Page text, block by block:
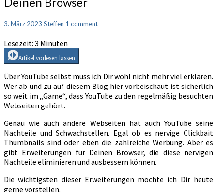
YouTube
für
Browser
3. März 2023 Steffen Comments
1 comment
Lesezeit: 3 Minuten
Artikel vorlesen lassen
Über YouTube selbst muss ich Dir wohl nicht mehr viel erklären.
Wer ab und zu auf diesem Blog hier vorbeischaut ist sicherlich
so weit im „Game“, dass YouTube zu den regelmäßig besuchten
Webseiten gehört.
Genau wie auch andere Webseiten hat auch YouTube seine
Nachteile und Schwachstellen. Egal ob es nervige Clickbait
Thumbnails sind oder eben die zahlreiche Werbung. Aber es
gibt Erweiterungen für Deinen Browser, die diese nervigen
Nachteile eliminieren und ausbessern können.
Die wichtigsten dieser Erweiterungen möchte ich Dir heute
gerne vorstellen.